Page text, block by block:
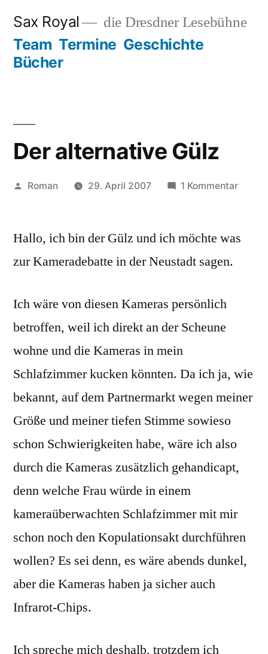
springen
Sax Royal die Dresdner Lesebühne
Team Termine Geschichte
Bücher
Der alternative Gülz
Veröffentlicht
Roman 29. April 2007 1 Kommentarzu
Gülz
Hallo, ich bin der Gülz und ich möchte was
zur Kameradebatte in der Neustadt sagen.
Ich wäre von diesen Kameras persönlich
betroffen, weil ich direkt an der Scheune
wohne und die Kameras in mein
Schlafzimmer kucken könnten. Da ich ja, wie
bekannt, auf dem Partnermarkt wegen meiner
Größe und meiner tiefen Stimme sowieso
schon Schwierigkeiten habe, wäre ich also
durch die Kameras zusätzlich gehandicapt,
denn welche Frau würde in einem
kameraüberwachten Schlafzimmer mit mir
schon noch den Kopulationsakt durchführen
wollen? Es sei denn, es wäre abends dunkel,
aber die Kameras haben ja sicher auch
Infrarot-Chips.
Ich spreche mich deshalb, trotzdem ich